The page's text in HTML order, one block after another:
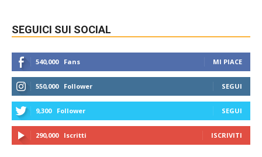
SEGUICI SUI SOCIAL
540,000 Fans MI PIACE
550,000 Follower SEGUI
9,300 Follower SEGUI
290,000 Iscritti ISCRIVITI